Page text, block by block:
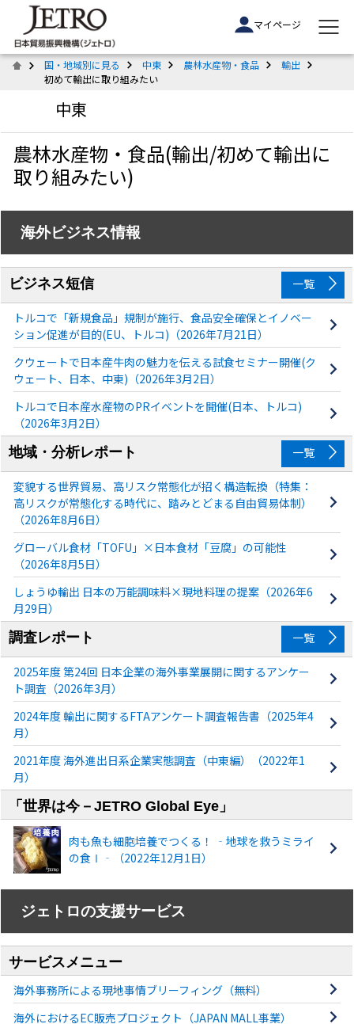
マイページ
国・地域別に見る 中東 農林水産物・食品
輸出
初めて輸出に取り組みたい
中東
農林水産物・食品(輸出/初めて輸出に
取り組みたい)
海外ビジネス情報
ビジネス短信 一覧
トルコで「新規食品」規制が施行、食品安全確保とイノベー
ション促進が目的(EU、トルコ)（2026年7月21日）
クウェートで日本産牛肉の魅力を伝える試食セミナー開催(ク
ウェート、日本、中東)（2026年3月2日）
トルコで日本産水産物のPRイベントを開催(日本、トルコ)
（2026年3月2日）
地域・分析レポート
一覧
変貌する世界貿易、高リスク常態化が招く構造転換（特集：
高リスクが常態化する時代に、踏みとどまる自由貿易体制）
（2026年8月6日）
グローバル食材「TOFU」×日本食材「豆腐」の可能性
（2026年8月5日）
しょうゆ輸出 日本の万能調味料×現地料理の提案（2026年6
月29日）
調査レポート
一覧
2025年度 第24回 日本企業の海外事業展開に関するアンケー
ト調査（2026年3月）
2024年度 輸出に関するFTAアンケート調査報告書（2025年4
月）
2021年度 海外進出日系企業実態調査（中東編）（2022年1
月）
「世界は今－JETRO Global Eye」
肉も魚も細胞培養でつくる！ ‐地球を救うミライ
の食Ⅰ‐（2022年12月1日）
ジェトロの支援サービス
サービスメニュー
海外事務所による現地事情ブリーフィング（無料）
海外におけるEC販売プロジェクト（JAPAN MALL事業）